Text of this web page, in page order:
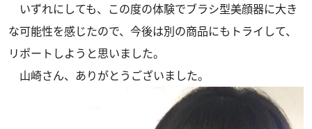
いずれにしても、この度の体験でブラシ型美顔器に大き
な可能性を感じたので、今後は別の商品にもトライして、
リポートしようと思いました。
山崎さん、ありがとうございました。